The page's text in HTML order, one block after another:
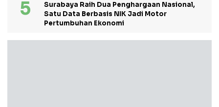
Surabaya Raih Dua Penghargaan Nasional,
Satu Data Berbasis NIK Jadi Motor
Pertumbuhan Ekonomi